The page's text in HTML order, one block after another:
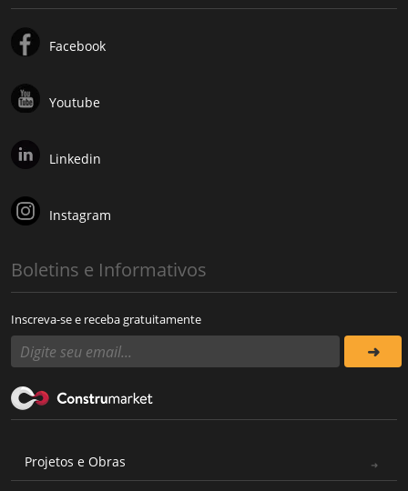
Facebook
Youtube
Linkedin
Instagram
Boletins e Informativos
Inscreva-se e receba gratuitamente
Projetos e Obras